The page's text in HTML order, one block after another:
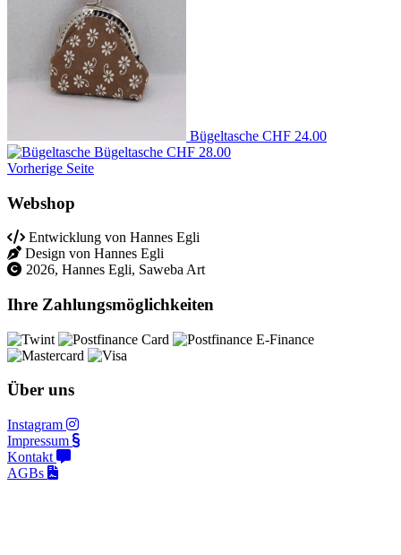
Bügeltasche CHF 24.00
Bügeltasche CHF 28.00
Vorherige Seite
Webshop
Entwicklung von Hannes Egli
Design von Hannes Egli
2026, Hannes Egli, Saweba Art
Ihre Zahlungsmöglichkeiten
Über uns
Instagram
Impressum
Kontakt
AGBs